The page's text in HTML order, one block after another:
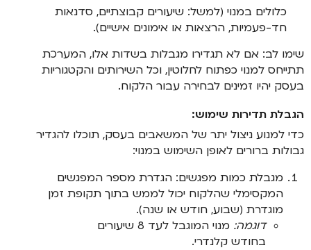
כלולים במנוי (למשל: שיעורים קבוצתיים, סדנאות
חד-פעמיות, הרצאות או אימונים אישיים).
שימו לב: אם לא תגדירו מגבלות בשדות אלו, המערכת
תתייחס למנוי כפתוח לחלוטין, וכל השירותים והקטגוריות
בעסק יהיו זמינים לבחירה עבור הלקוח.
הגבלת תדירות שימוש:
כדי למנוע ניצול יתר של המשאבים בעסק, תוכלו להגדיר
גבולות ברורים לאופן השימוש במנוי:
מגבלת כמות מפגשים: הגדרת מספר המפגשים
המקסימלי שהלקוח יכול לממש בתוך תקופת זמן
מוגדרת (שבוע, חודש או שנה).
דוגמה:
מנוי המוגבל לעד 8 שיעורים
בחודש קלנדרי.